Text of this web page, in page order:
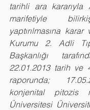
tarihli ara kararıyla
marifetiyle
yaptırılmasına
Kurumu 2. Adli
Başkanlığı
22.01.2013 tarih ve
raporunda;
konjenital pitozis
Üniversitesi